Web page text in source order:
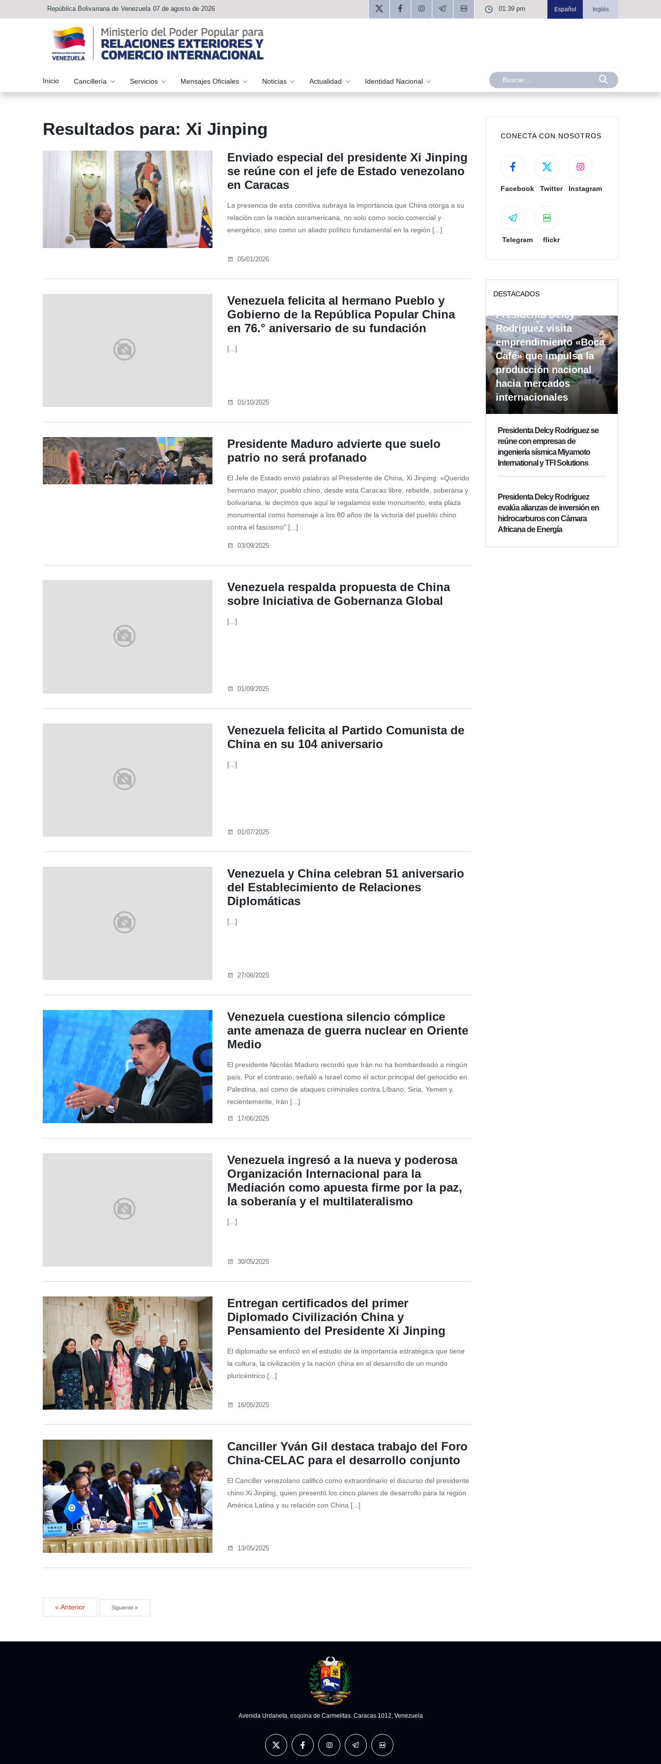
República Bolivariana de Venezuela 07 de agosto de 2026 01:39 pm Español Inglés
Inicio Cancillería Servicios Mensajes Oficiales Noticias Actualidad Identidad Nacional
Resultados para: Xi Jinping
Enviado especial del presidente Xi Jinping
se reúne con el jefe de Estado venezolano
en Caracas
La presencia de esta comitiva subraya la importancia que China otorga a su
relación con la nación suramericana, no solo como socio comercial y
energético, sino como un aliado político fundamental en la región [...]
05/01/2026
Venezuela felicita al hermano Pueblo y
Gobierno de la República Popular China
en 76.° aniversario de su fundación
[...]
01/10/2025
Presidente Maduro advierte que suelo
patrio no será profanado
El Jefe de Estado envió palabras al Presidente de China, Xi Jinping: «Querido
hermano mayor, pueblo chino, desde esta Caracas libre, rebelde, soberana y
bolivariana, le decimos que aquí le regalamos este monumento, esta plaza
monumental como homenaje a los 80 años de la victoria del pueblo chino
contra el fascismo" [...]
03/09/2025
Venezuela respalda propuesta de China
sobre Iniciativa de Gobernanza Global
[...]
01/09/2025
Venezuela felicita al Partido Comunista de
China en su 104 aniversario
[...]
01/07/2025
Venezuela y China celebran 51 aniversario
del Establecimiento de Relaciones
Diplomáticas
[...]
27/06/2025
Venezuela cuestiona silencio cómplice
ante amenaza de guerra nuclear en Oriente
Medio
El presidente Nicolás Maduro recordó que Irán no ha bombardeado a ningún
país. Por el contrario, señaló a Israel como el actor principal del genocidio en
Palestina, así como de ataques criminales contra Líbano, Siria, Yemen y,
recientemente, Irán [...]
17/06/2025
Venezuela ingresó a la nueva y poderosa
Organización Internacional para la
Mediación como apuesta firme por la paz,
la soberanía y el multilateralismo
[...]
30/05/2025
Entregan certificados del primer
Diplomado Civilización China y
Pensamiento del Presidente Xi Jinping
El diplomado se enfocó en el estudio de la importancia estratégica que tiene
la cultura, la civilización y la nación china en el desarrollo de un mundo
pluricéntrico [...]
16/05/2025
Canciller Yván Gil destaca trabajo del Foro
China-CELAC para el desarrollo conjunto
El Canciller venezolano calificó como extraordinario el discurso del presidente
chino Xi Jinping, quien presentó los cinco planes de desarrollo para la región
América Latina y su relación con China [...]
13/05/2025
« Anterior Siguiente »
CONECTA CON NOSOTROS
Facebook Twitter Instagram
Telegram flickr
DESTACADOS
Presidenta Delcy
Rodríguez visita
emprendimiento «Boca
Café» que impulsa la
producción nacional
hacia mercados
internacionales
Presidenta Delcy Rodríguez se
reúne con empresas de
ingeniería sísmica Miyamoto
International y TFI Solutions
Presidenta Delcy Rodríguez
evalúa alianzas de inversión en
hidrocarburos con Cámara
Africana de Energía
Avenida Urdaneta, esquina de Carmelitas. Caracas 1012, Venezuela